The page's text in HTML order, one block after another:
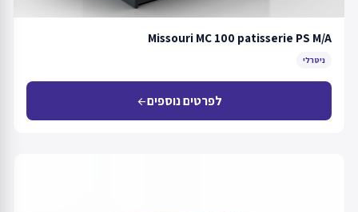
Missouri MC 100 patisserie PS M/A
ניטרלי
לפרטים נוספיםarrow_back